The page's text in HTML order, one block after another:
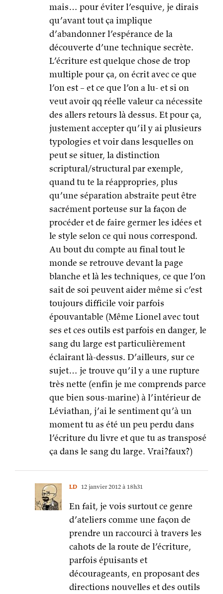
mais… pour éviter l’esquive, je dirais
qu’avant tout ça implique
d’abandonner l’espérance de la
découverte d’une technique secrète.
L’écriture est quelque chose de trop
multiple pour ça, on écrit avec ce que
l’on est – et ce que l’on a lu- et si on
veut avoir qq réelle valeur ca nécessite
des allers retours là dessus. Et pour ça,
justement accepter qu’il y ai plusieurs
typologies et voir dans lesquelles on
peut se situer, la distinction
scriptural/structural par exemple,
quand tu te la réappropries, plus
qu’une séparation abstraite peut être
sacrément porteuse sur la façon de
procéder et de faire germer les idées et
le style selon ce qui nous correspond.
Au bout du compte au final tout le
monde se retrouve devant la page
blanche et là les techniques, ce que l’on
sait de soi peuvent aider même si c’est
toujours difficile voir parfois
épouvantable (Même Lionel avec tout
ses et ces outils est parfois en danger, le
sang du large est particulièrement
éclairant là-dessus. D’ailleurs, sur ce
sujet… je trouve qu’il y a une rupture
très nette (enfin je me comprends parce
que bien sous-marine) à l’intérieur de
Léviathan, j’ai le sentiment qu’à un
moment tu as été un peu perdu dans
l’écriture du livre et que tu as transposé
ça dans le sang du large. Vrai?faux?)
LD 12 janvier 2012 à 18h31
En fait, je vois surtout ce genre
d’ateliers comme une façon de
prendre un raccourci à travers les
cahots de la route de l’écriture,
parfois épuisants et
décourageants, en proposant des
directions nouvelles et des outils